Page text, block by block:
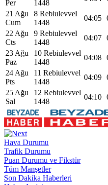
Per
1448
21 Ağu
Cum
8 Rebiulevvel
1448
04:05
22 Ağu
Cts
9 Rebiulevvel
1448
04:07
23 Ağu
Paz
10 Rebiulevvel
1448
04:08
24 Ağu
Pts
11 Rebiulevvel
1448
04:09
25 Ağu
Sal
12 Rebiulevvel
1448
04:10
Hava Durumu
Trafik Durumu
Puan Durumu ve Fikstür
Tüm Manşetler
Son Dakika Haberleri